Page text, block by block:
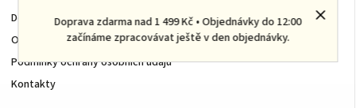
Doprava zdarma nad 1 499 Kč • Objednávky do 12:00
začínáme zpracovávat ještě v den objednávky.
Doprava a platba
Obchodní podmínky
Podmínky ochrany osobních údajů
Kontakty